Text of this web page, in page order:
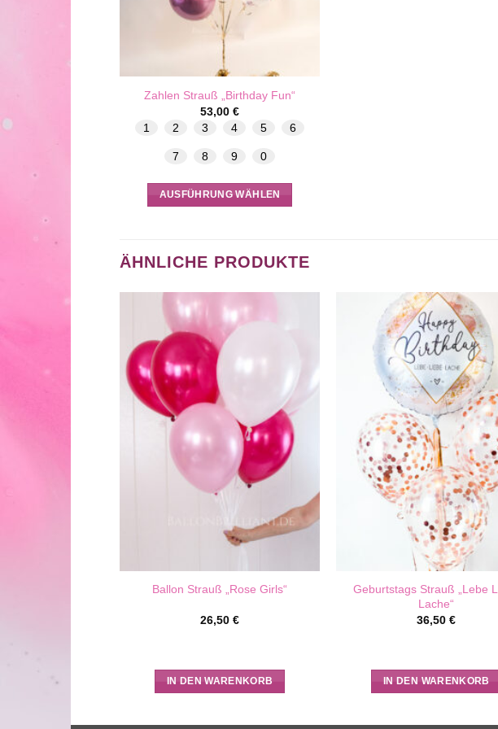
Zahlen Strauß „Birthday Fun“
53,00€
1
2 3 4 5 6
7 8 9 0
AUSFÜHRUNG WÄHLEN
mehrere
Varianten
auf.
Die
Optionen
der
Produktseite
gewählt
werden
ÄHNLICHE PRODUKTE
Ballon Strauß „Rose Girls“
26,50€
IN DEN WARENKORB
Geburtstags Strauß „Lebe
Lache“
36,50€
IN DEN WARENKORB